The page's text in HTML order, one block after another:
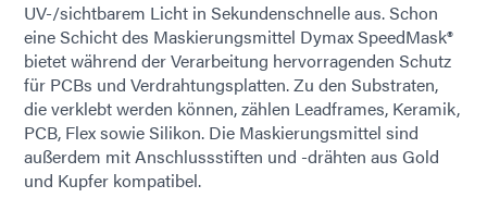
UV-/sichtbarem Licht in Sekundenschnelle aus. Schon
eine Schicht des Maskierungsmittel Dymax SpeedMask®
bietet während der Verarbeitung hervorragenden Schutz
für PCBs und Verdrahtungsplatten. Zu den Substraten,
die verklebt werden können, zählen Leadframes, Keramik,
PCB, Flex sowie Silikon. Die Maskierungsmittel sind
außerdem mit Anschlussstiften und -drähten aus Gold
und Kupfer kompatibel.